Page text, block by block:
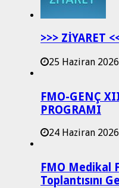
>>> ZİYARET
25 Haziran 2026
FMO-GENÇ
PROGRAMI
24 Haziran 2026
FMO Medikal
Toplantısını